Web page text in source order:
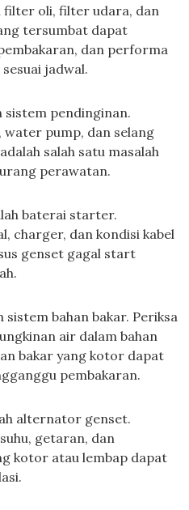
filter oli, filter udara, dan
tersumbat dapat
dan performa
jadwal.
sistem pendinginan.
pump, dan selang
salah satu masalah
perawatan.
baterai starter.
charger, dan kondisi kabel
genset gagal start
sistem bahan bakar. Periksa
air dalam bahan
bakar yang kotor dapat
pembakaran.
alternator genset.
getaran, dan
kotor atau lembap dapat